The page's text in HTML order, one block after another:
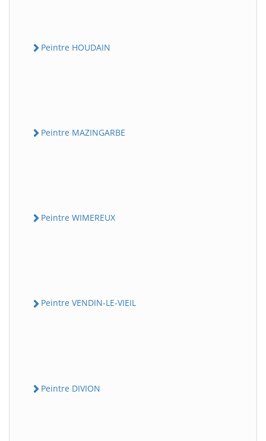
Peintre HOUDAIN
Peintre MAZINGARBE
Peintre WIMEREUX
Peintre VENDIN-LE-VIEIL
Peintre DIVION